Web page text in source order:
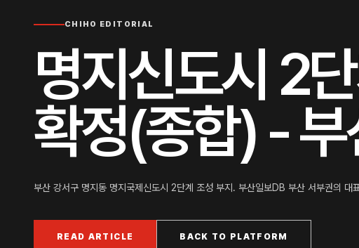
CHIHO EDITORIAL
명지신도시 2
확정(종합) -
부산 강서구 명지동 명지국제신도시 2단계 조성 부지. 부산일보DB 부산 서부권의
READ ARTICLE BACK TO PLATFORM